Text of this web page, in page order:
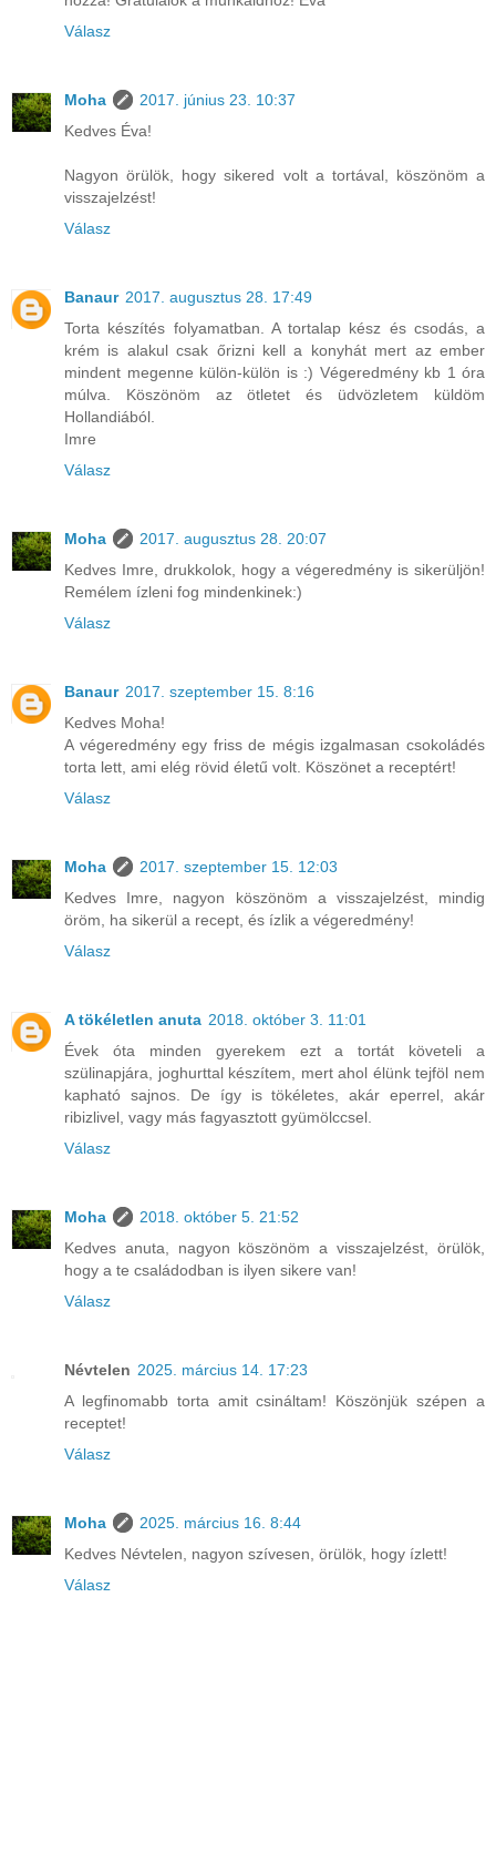
Válasz
Moha
2017. június 23. 10:37
Kedves Éva!
Nagyon örülök, hogy sikered volt a tortával, köszönöm a
visszajelzést!
Válasz
Banaur 2017. augusztus 28. 17:49
Torta készítés folyamatban. A tortalap kész és csodás, a
krém is alakul csak őrizni kell a konyhát mert az ember
mindent megenne külön-külön is :) Végeredmény kb 1 óra
múlva. Köszönöm az ötletet és üdvözletem küldöm
Hollandiából.
Imre
Válasz
Moha
2017. augusztus 28. 20:07
Kedves Imre, drukkolok, hogy a végeredmény is sikerüljön!
Remélem ízleni fog mindenkinek:)
Válasz
Banaur 2017. szeptember 15. 8:16
Kedves Moha!
A végeredmény egy friss de mégis izgalmasan csokoládés
torta lett, ami elég rövid életű volt. Köszönet a receptért!
Válasz
Moha
2017. szeptember 15. 12:03
Kedves Imre, nagyon köszönöm a visszajelzést, mindig
öröm, ha sikerül a recept, és ízlik a végeredmény!
Válasz
A tökéletlen anuta 2018. október 3. 11:01
Évek óta minden gyerekem ezt a tortát követeli a
szülinapjára, joghurttal készítem, mert ahol élünk tejföl nem
kapható sajnos. De így is tökéletes, akár eperrel, akár
ribizlivel, vagy más fagyasztott gyümölccsel.
Válasz
Moha
2018. október 5. 21:52
Kedves anuta, nagyon köszönöm a visszajelzést, örülök,
hogy a te családodban is ilyen sikere van!
Válasz
Névtelen 2025. március 14. 17:23
A legfinomabb torta amit csináltam! Köszönjük szépen a
receptet!
Válasz
Moha
2025. március 16. 8:44
Kedves Névtelen, nagyon szívesen, örülök, hogy ízlett!
Válasz